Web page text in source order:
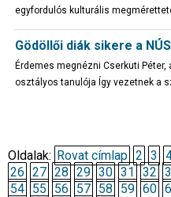
egyfordulós kulturális
Gödöllői diák sikere a
Érdemes megnézni Cserkuti Péter,
osztályos tanulója Így vezetnek a
Oldalak: Rovat címlap 2 3
26 27 28 29 30 31 32
54 55 56 57 58 59 60